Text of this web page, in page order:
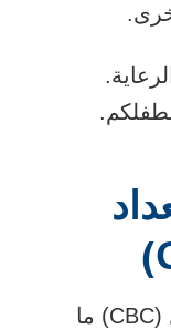
يقيس اختبار تعداد الدم الكامل (CBC) ما